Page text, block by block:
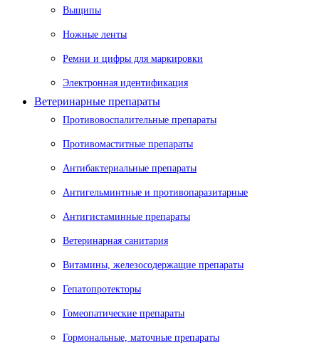
Выщипы
Ножные ленты
Ремни и цифры для маркировки
Электронная идентификация
Ветеринарные препараты
Противовоспалительные препараты
Противомаститные препараты
Антибактериальные препараты
Антигельминтные и противопаразитарные
Антигистаминные препараты
Ветеринарная санитария
Витамины, железосодержащие препараты
Гепатопротекторы
Гомеопатические препараты
Гормональные, маточные препараты